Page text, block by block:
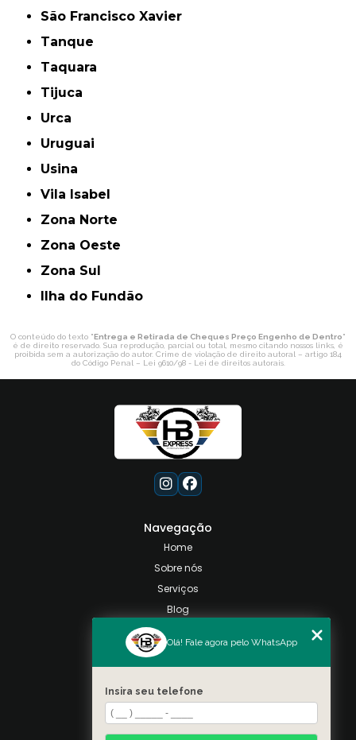
São Francisco Xavier
Tanque
Taquara
Tijuca
Urca
Uruguai
Usina
Vila Isabel
Zona Norte
Zona Oeste
Zona Sul
ilha do Fundão
O conteúdo do texto " Entrega e Retirada de Cheques Preço Engenho de Dentro"
é de direito reservado. Sua reprodução, parcial ou total, mesmo citando nossos links, é
proibida sem a autorização do autor. Crime de violação de direito autoral – artigo 184
do Código Penal – Lei 9610/98 - Lei de direitos autorais.
Navegação
Home
Sobre nós
Serviços
Blog
Categorias
Mapa do site
Contato
Taquara, Rio de Janeiro
Olá! Fale agora pelo WhatsApp
Insira seu telefone